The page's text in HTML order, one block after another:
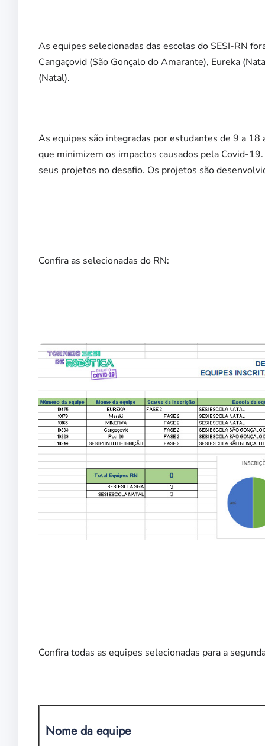
As equipes selecionadas das escolas do SESI-RN
Cangaçovid (São Gonçalo do Amarante), Eureka
(Natal).
As equipes são integradas por estudantes de 9 a 18
que minimizem os impactos causados pela Covid-
seus projetos no desafio. Os projetos são
Confira as selecionadas do RN:
Confira todas as equipes selecionadas para a
Nome da equipe